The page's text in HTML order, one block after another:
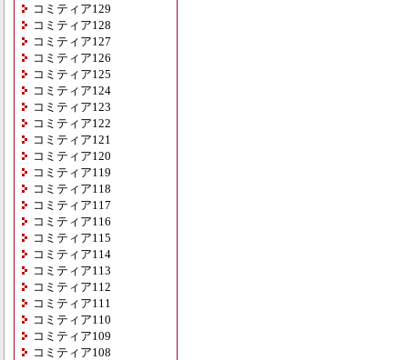
コミティア129
コミティア128
コミティア127
コミティア126
コミティア125
コミティア124
コミティア123
コミティア122
コミティア121
コミティア120
コミティア119
コミティア118
コミティア117
コミティア116
コミティア115
コミティア114
コミティア113
コミティア112
コミティア111
コミティア110
コミティア109
コミティア108